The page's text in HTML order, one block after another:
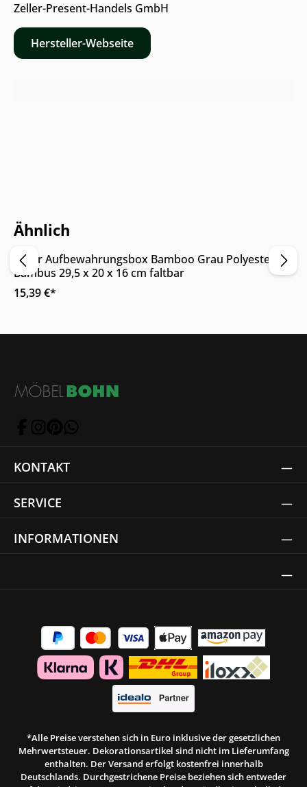
Zeller-Present-Handels GmbH
Hersteller-Webseite
Ähnlich
Online & im Möbelhaus verfügbar
Zeller Aufbewahrungsbox Bamboo Grau Polyester
Bambus 29,5 x 20 x 16 cm faltbar
15,39 €*
KONTAKT
SERVICE
INFORMATIONEN
*Alle Preise verstehen sich in Euro inklusive der gesetzlichen
Mehrwertsteuer. Dekorationsartikel sind nicht im Lieferumfang
enthalten. Der Versand erfolgt kostenfrei innerhalb
Deutschlands. Durchgestrichene Preise beziehen sich entweder